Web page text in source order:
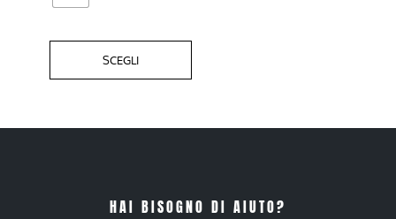
SCEGLI
HAI BISOGNO DI AIUTO?